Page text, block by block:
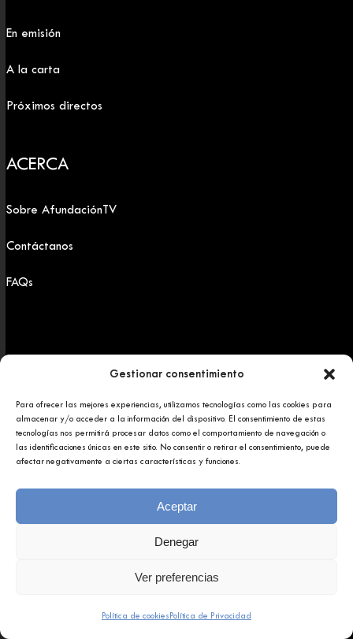
Gestionar consentimiento
Para ofrecer las mejores experiencias, utilizamos tecnologías como las cookies para
almacenar y/o acceder a la información del dispositivo. El consentimiento de estas
tecnologías nos permitirá procesar datos como el comportamiento de navegación o
las identificaciones únicas en este sitio. No consentir o retirar el consentimiento, puede
afectar negativamente a ciertas características y funciones.
Aceptar
Denegar
Ver preferencias
Política de cookies Política de Privacidad
En emisión
A la carta
Próximos directos
ACERCA
Sobre AfundaciónTV
Contáctanos
FAQs
Copyright 2025 © Afundación Obra Social Abanca
Política de privacidad
Aviso legal